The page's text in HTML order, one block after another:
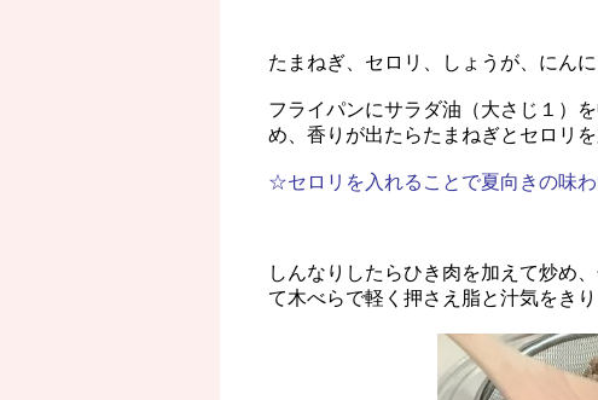
たまねぎ、セロリ、しょうが、にん
フライパンにサラダ油（大さじ１）
め、香りが出たらたまねぎとセロリを
☆セロリを入れることで夏向きの味わ
しんなりしたらひき肉を加えて炒め
て木べらで軽く押さえ脂と汁気をきり